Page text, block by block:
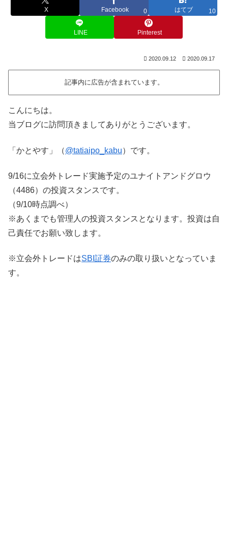
X Facebook 0 はてブ 10
LINE Pinterest
2020.09.12 2020.09.17
記事内に広告が含まれています。
こんにちは。
当ブログに訪問頂きましてありがとうございます。
「かとやす」（@tatiaipo_kabu）です。
9/16に立会外トレード実施予定のユナイトアンドグロウ
（4486）の投資スタンスです。
（9/10時点調べ）
※あくまでも管理人の投資スタンスとなります。投資は自
己責任でお願い致します。
※立会外トレードはSBI証券のみの取り扱いとなっていま
す。